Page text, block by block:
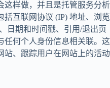
这样做，并且是托管服务分析
互联网协议 (IP) 地址、浏览
日期和时间戳、引用/退出页
任何个人身份信息相关联。这
站、跟踪用户在网站上的活动